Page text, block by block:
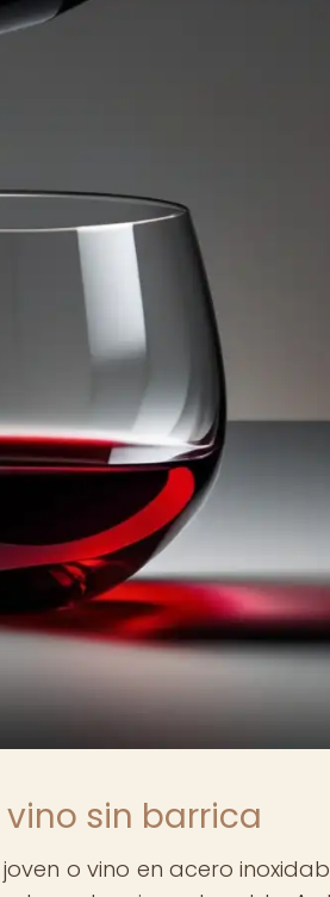
sin barrica
o vino en acero